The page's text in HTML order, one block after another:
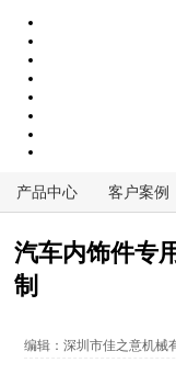
产品中心 客户案例
汽车内饰件专
制
编辑：深圳市佳之意机械